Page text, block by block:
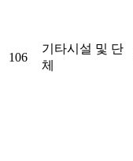
106
기타시설 및 단
체